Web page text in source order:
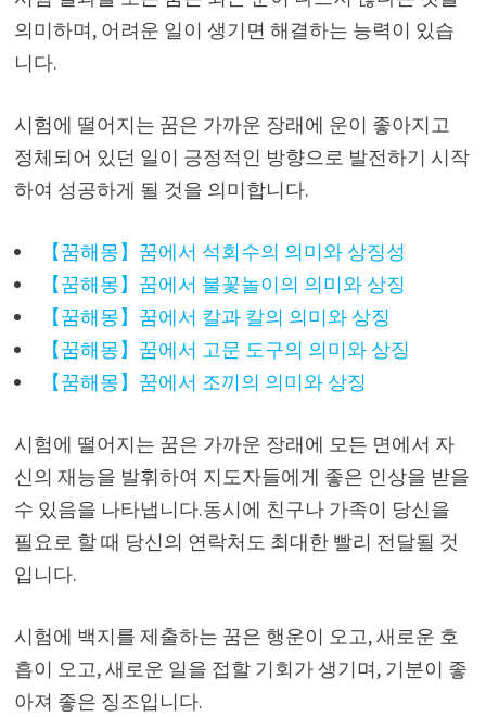
의미하며, 어려운 일이 생기면 해결하는 능력이 있습
니다.
시험에 떨어지는 꿈은 가까운 장래에 운이 좋아지고
정체되어 있던 일이 긍정적인 방향으로 발전하기 시작
하여 성공하게 될 것을 의미합니다.
【꿈해몽】꿈에서 석회수의 의미와 상징성
【꿈해몽】꿈에서 불꽃놀이의 의미와 상징
【꿈해몽】꿈에서 칼과 칼의 의미와 상징
【꿈해몽】꿈에서 고문 도구의 의미와 상징
【꿈해몽】꿈에서 조끼의 의미와 상징
시험에 떨어지는 꿈은 가까운 장래에 모든 면에서 자
신의 재능을 발휘하여 지도자들에게 좋은 인상을 받을
수 있음을 나타냅니다.동시에 친구나 가족이 당신을
필요로 할 때 당신의 연락처도 최대한 빨리 전달될 것
입니다.
시험에 백지를 제출하는 꿈은 행운이 오고, 새로운 호
흡이 오고, 새로운 일을 접할 기회가 생기며, 기분이 좋
아져 좋은 징조입니다.